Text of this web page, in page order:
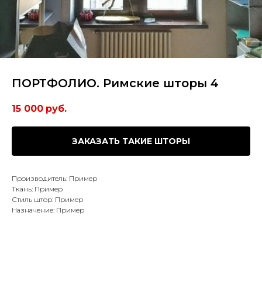
ПОРТФОЛИО. Римские шторы 4
15 000 руб.
ЗАКАЗАТЬ ТАКИЕ ШТОРЫ
Производитель: Пример
Ткань: Пример
Стиль штор: Пример
Назначение: Пример